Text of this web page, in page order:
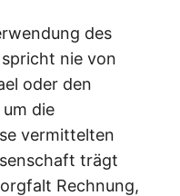
des
nie von
oder den
die
vermittelten
trägt
Rechnung,